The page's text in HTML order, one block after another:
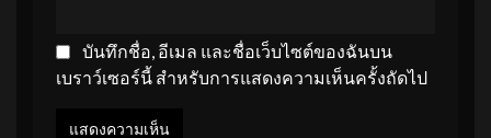
บันทึกชื่อ, อีเมล และชื่อเว็บไซต์ของฉันบน
เบราว์เซอร์นี้ สำหรับการแสดงความเห็นครั้งถัดไป